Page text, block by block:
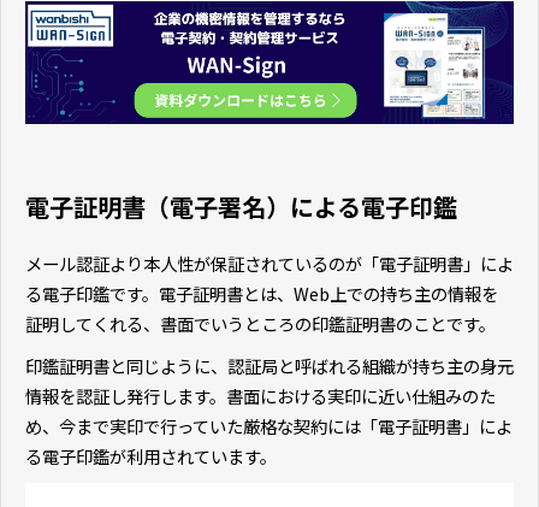
電子証明書（電子署名）による電子印鑑
メール認証より本人性が保証されているのが「電子証明書」によ
る電子印鑑です。電子証明書とは、Web上での持ち主の情報を
証明してくれる、書面でいうところの印鑑証明書のことです。
印鑑証明書と同じように、認証局と呼ばれる組織が持ち主の身元
情報を認証し発行します。書面における実印に近い仕組みのた
め、今まで実印で行っていた厳格な契約には「電子証明書」によ
る電子印鑑が利用されています。